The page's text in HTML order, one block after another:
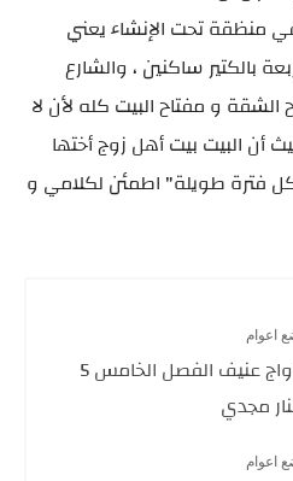
منظقة تحت الإنشاء يعني
بالكتير ساكنين ، والشارع
الشقة و مفتاح البيت كله لأن لا
أن البيت بيت أهل زوج أختها
كل فترة طويلة" اطمئن لكلامي و
اعوام
رواية زواج عنيف الفصل الخامس 5
مجدي
اعوام